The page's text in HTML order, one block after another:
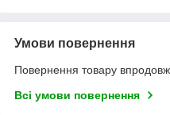
Умови повернення
Повернення товару
Всі умови повернення